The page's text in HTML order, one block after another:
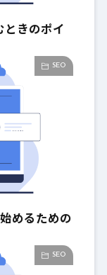
ときのポイ
SEO
めるための
SEO